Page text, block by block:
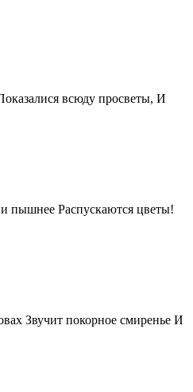
всюду просветы, И
пышнее Распускаются цветы!
Звучит покорное смиренье И